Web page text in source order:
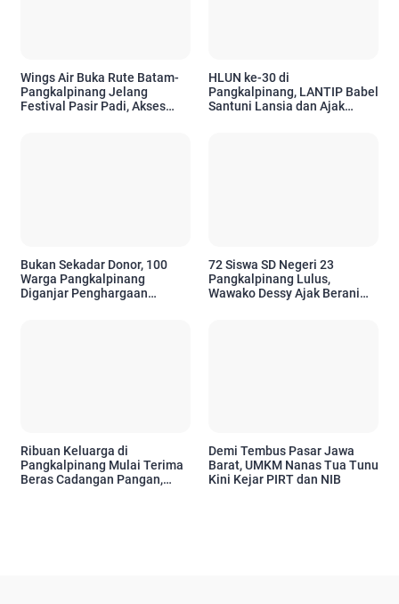
Wings Air Buka Rute Batam-
Pangkalpinang Jelang
Festival Pasir Padi, Akses
HLUN ke-30 di
Pangkalpinang, LANTIP Babel
Santuni Lansia dan Ajak
Bukan Sekadar Donor, 100
Warga Pangkalpinang
Diganjar Penghargaan
72 Siswa SD Negeri 23
Pangkalpinang Lulus,
Wawako Dessy Ajak Berani
Ribuan Keluarga di
Pangkalpinang Mulai Terima
Beras Cadangan Pangan,
Demi Tembus Pasar Jawa
Barat, UMKM Nanas Tua Tunu
Kini Kejar PIRT dan NIB